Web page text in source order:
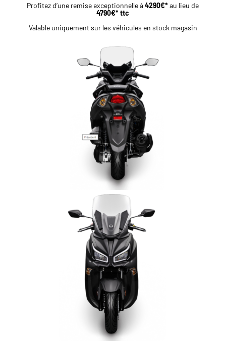
Profitez d’une remise exceptionnelle à4290€*au lieu de
4790€* ttc
Valable uniquement sur les véhicules en stock magasin